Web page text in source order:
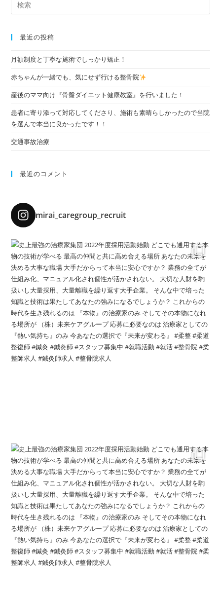
最近の投稿
月額制度と丁寧な施術でしっかり矯正！
赤ちゃんが一緒でも、気にせず行ける整骨院
産後のママ向け『骨盤ダイエット健康教室』を行いました！
患者に寄り添って対応してくださり、施術も素晴らしかったので当院
を選んで本当に良かったです！！
交通事故治療
最近のコメント
mirai_caregroup_recruit